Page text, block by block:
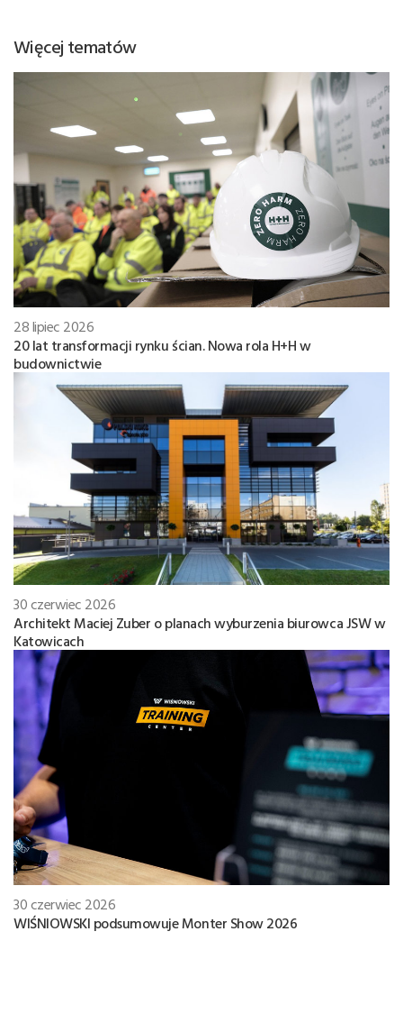
Więcej tematów
28 lipiec 2026
20 lat transformacji rynku ścian. Nowa rola H+H w
budownictwie
30 czerwiec 2026
Architekt Maciej Zuber o planach wyburzenia biurowca JSW w
Katowicach
30 czerwiec 2026
WIŚNIOWSKI podsumowuje Monter Show 2026